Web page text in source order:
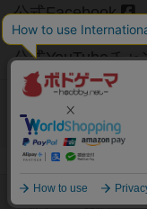
公式Facebook
公式YouTubeチ